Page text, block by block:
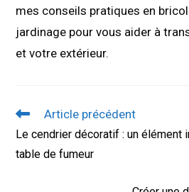
mes conseils pratiques en
jardinage pour vous aider à
et votre extérieur.
Read
articles
Article précédent
Le cendrier décoratif : un élément
table de fumeur